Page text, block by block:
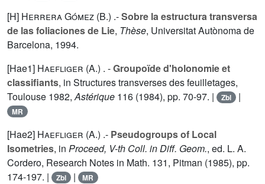
[H] Herrera Gómez (B.) .-Sobre la estructura transversa
de las foliaciones de Lie, Thèse, Universitat Autònoma de
Barcelona, 1994.
[Hae1] Haefliger (A.) . -Groupoïde d'holonomie et
classifiants, in Structures transverses des feuilletages,
Toulouse 1982,Astérique 116 (1984), pp. 70-97. | Zbl |
MR
[Hae2] Haefliger (A.) .- Pseudogroups of Local
Isometries, in Proceed, V-th Coll. in Diff. Geom., ed. L. A.
Cordero, Research Notes in Math. 131, Pitman (1985), pp.
174-197. |
Zbl | MR